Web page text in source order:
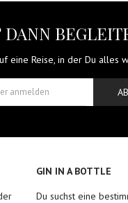
Reise, in der Du alles
GIN IN A BOTTLE
Du suchst eine